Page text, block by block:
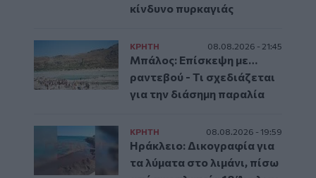
κίνδυνο πυρκαγιάς
ΚΡΗΤΗ 08.08.2026 - 21:45
Μπάλος: Επίσκεψη με…
ραντεβού - Τι σχεδιάζεται
για την διάσημη παραλία
ΚΡΗΤΗ 08.08.2026 - 19:59
Ηράκλειο: Δικογραφία για
τα λύματα στο λιμάνι, πίσω